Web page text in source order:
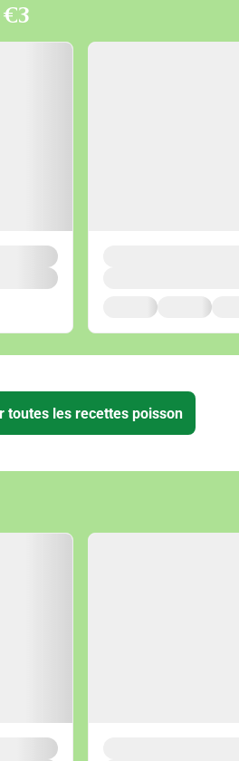
toutes les recettes poisson